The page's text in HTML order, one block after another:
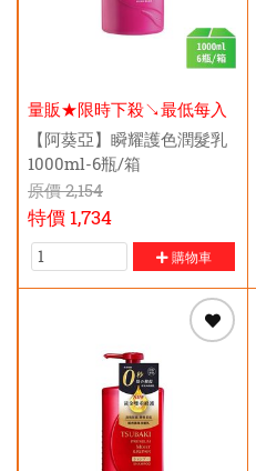
量販★限時下殺↘最低每入
$235元
【阿葵亞】瞬耀護色潤髮乳
1000ml-6瓶/箱
原價2,154
特價 1,734
購物車